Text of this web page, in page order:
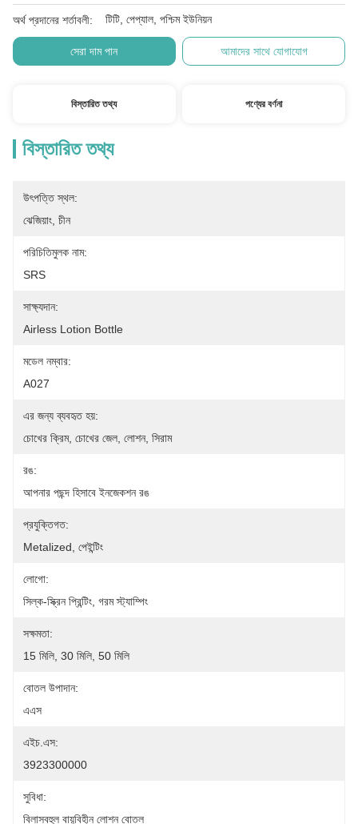
অর্থ প্রদানের শর্তাবলী: টিটি, পেপ্যাল, পশ্চিম ইউনিয়ন
সেরা দাম পান আমাদের সাথে যোগাযোগ
বিস্তারিত তথ্য পণ্যের বর্ণনা
বিস্তারিত তথ্য
উৎপত্তি স্থল:
ঝেজিয়াং, চীন
পরিচিতিমুলক নাম:
SRS
সাক্ষ্যদান:
Airless Lotion Bottle
মডেল নম্বার:
A027
এর জন্য ব্যবহৃত হয়:
চোখের ক্রিম, চোখের জেল, লোশন, সিরাম
রঙ:
আপনার পছন্দ হিসাবে ইনজেকশন রঙ
প্রযুক্তিগত:
Metalized, পেইন্টিং
লোগো:
সিল্ক-স্ক্রিন প্রিন্টিং, গরম স্ট্যাম্পিং
সক্ষমতা:
15 মিলি, 30 মিলি, 50 মিলি
বোতল উপাদান:
এএস
এইচ.এস:
3923300000
সুবিধা:
বিলাসবহুল বায়ুবিহীন লোশন বোতল